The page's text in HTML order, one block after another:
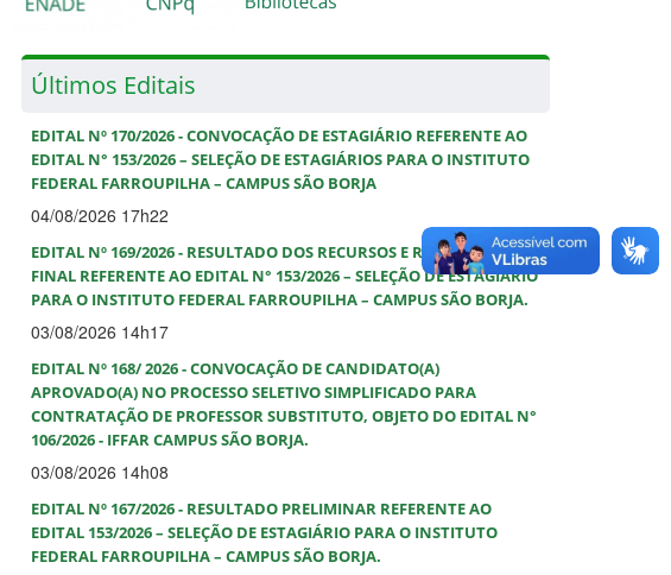
Últimos Editais
EDITAL Nº 170/2026 - CONVOCAÇÃO DE ESTAGIÁRIO REFERENTE AO
EDITAL N° 153/2026 – SELEÇÃO DE ESTAGIÁRIOS PARA O INSTITUTO
FEDERAL FARROUPILHA – CAMPUS SÃO BORJA
04/08/2026 17h22
EDITAL Nº 169/2026 - RESULTADO DOS RECURSOS E RESULTADO
FINAL REFERENTE AO EDITAL N° 153/2026 – SELEÇÃO DE ESTAGIÁRIO
PARA O INSTITUTO FEDERAL FARROUPILHA – CAMPUS SÃO BORJA.
03/08/2026 14h17
EDITAL Nº 168/ 2026 - CONVOCAÇÃO DE CANDIDATO(A)
APROVADO(A) NO PROCESSO SELETIVO SIMPLIFICADO PARA
CONTRATAÇÃO DE PROFESSOR SUBSTITUTO, OBJETO DO EDITAL N°
106/2026 - IFFAR CAMPUS SÃO BORJA.
03/08/2026 14h08
EDITAL Nº 167/2026 - RESULTADO PRELIMINAR REFERENTE AO
EDITAL 153/2026 – SELEÇÃO DE ESTAGIÁRIO PARA O INSTITUTO
FEDERAL FARROUPILHA – CAMPUS SÃO BORJA.